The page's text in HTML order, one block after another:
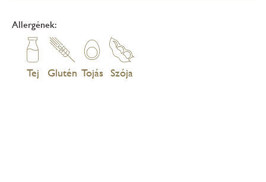
Allergének:
Tej Glutén Tojás Szója